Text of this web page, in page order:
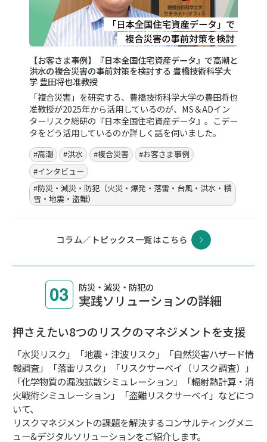
雪・地震・盗難）
#BCP／BCM（事業継続マネジメント）
コラム／トピックス
不審者侵入と事件発生への備えとは？企業・施設が今見
直すべき対策
の発生を完全に防ぐことは容易ではありません。どのよ
うに侵入リスクや事件の発生に備えればよいのでしょう
か？対策と初動対応手順のポイントを解説します。
#防災・減災・防犯（火災・爆発・落雷・台風・洪水・積
雪・地震・盗難）